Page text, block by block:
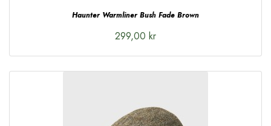
Haunter Warmliner Bush Fade Brown
299,00 kr